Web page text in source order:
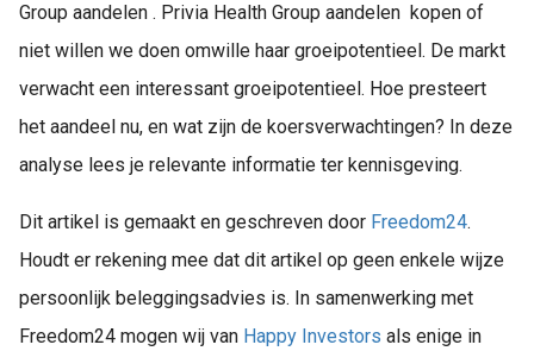
Group aandelen . Privia Health Group aandelen kopen of
niet willen we doen omwille haar groeipotentieel. De markt
verwacht een interessant groeipotentieel. Hoe presteert
het aandeel nu, en wat zijn de koersverwachtingen? In deze
analyse lees je relevante informatie ter kennisgeving.
Dit artikel is gemaakt en geschreven door Freedom24.
Houdt er rekening mee dat dit artikel op geen enkele wijze
persoonlijk beleggingsadvies is. In samenwerking met
Freedom24 mogen wij van Happy Investors als enige in